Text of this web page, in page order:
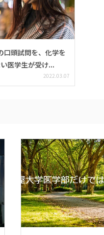
口頭試問を、化学を
医学生が受け...
2022.03.07